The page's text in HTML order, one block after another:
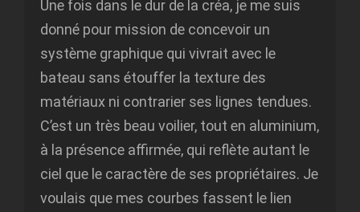
Une fois dans le dur de la créa, je me suis
donné pour mission de concevoir un
système graphique qui vivrait avec le
bateau sans étouffer la texture des
matériaux ni contrarier ses lignes tendues.
C’est un très beau voilier, tout en aluminium,
à la présence affirmée, qui reflète autant le
ciel que le caractère de ses propriétaires. Je
voulais que mes courbes fassent le lien